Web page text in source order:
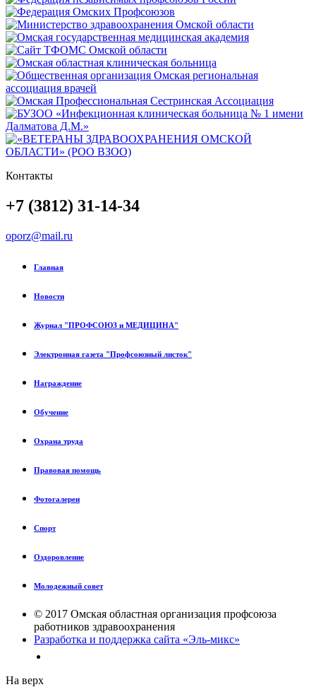
Контакты
+7 (3812) 31-14-34
oporz@mail.ru
Главная
Новости
Журнал "ПРОФСОЮЗ и МЕДИЦИНА"
Электронная газета "Профсоюзный листок"
Награждение
Обучение
Охрана труда
Правовая помощь
Фотогалереи
Спорт
Оздоровление
Молодежный совет
© 2017 Омская областная организация профсоюза
работников здравоохранения
Разработка и поддержка сайта «Эль-микс»
На верх